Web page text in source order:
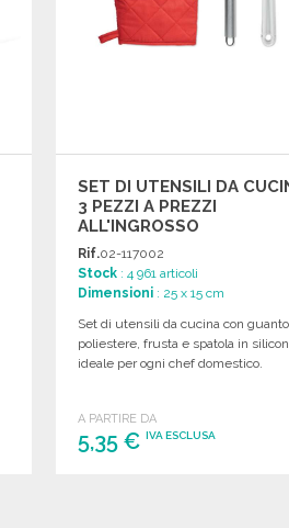
SET DI UTENSILI DA
3 PEZZI A PREZZI
ALL'INGROSSO
Rif.02-117002
Stock : 4 961 articoli
Dimensioni : 25 x 15 cm
Set di utensili da cucina con
poliestere, frusta e spatola in
ideale per ogni chef domestico.
A PARTIRE DA
5,35 €IVA ESCLUSA